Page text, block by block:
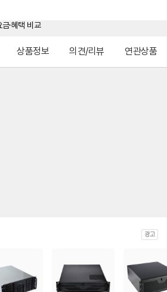
상품정보 의견/리뷰 연관상품
광고